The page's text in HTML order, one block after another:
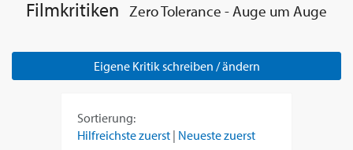
Filmkritiken Zero Tolerance - Auge um Auge
Eigene Kritik schreiben / ändern
Sortierung:
Hilfreichste zuerst | Neueste zuerst